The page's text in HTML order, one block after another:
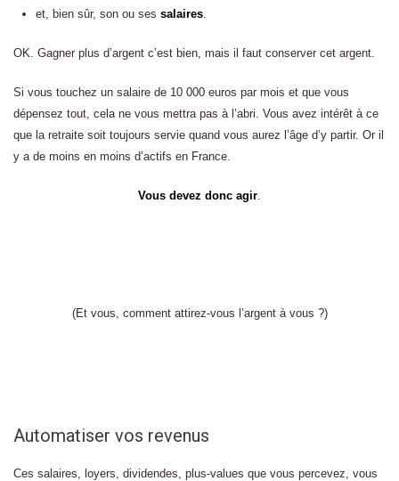
et, bien sûr, son ou ses salaires.
OK. Gagner plus d’argent c’est bien, mais il faut conserver cet argent.
Si vous touchez un salaire de 10 000 euros par mois et que vous
dépensez tout, cela ne vous mettra pas à l’abri. Vous avez intérêt à ce
que la retraite soit toujours servie quand vous aurez l’âge d’y partir. Or il
y a de moins en moins d’actifs en France.
Vous devez donc agir.
(Et vous, comment attirez-vous l’argent à vous ?)
Automatiser vos revenus
Ces salaires, loyers, dividendes, plus-values que vous percevez, vous